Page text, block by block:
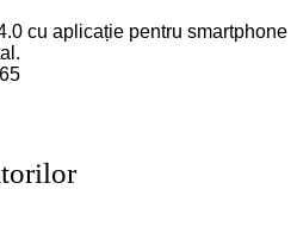
cu aplicație pentru smartphone